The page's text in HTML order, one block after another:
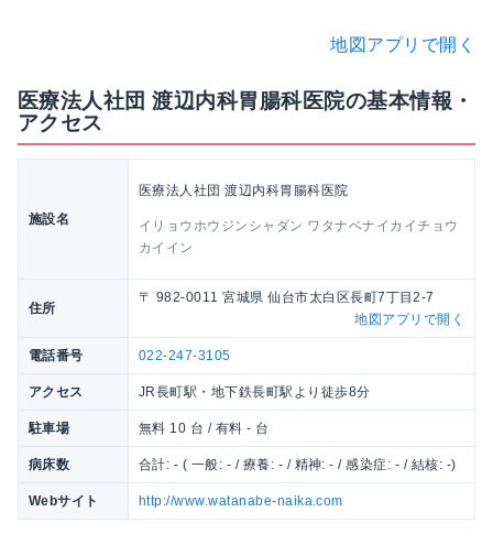
地図アプリで開く
医療法人社団 渡辺内科胃腸科医院の基本情報・
アクセス
施設名
医療法人社団 渡辺内科胃腸科医院
イリョウホウジンシャダン ワタナベナイカイチョウ
カイイン
住所
〒 982-0011 宮城県 仙台市太白区長町7丁目2-7
地図アプリで開く
電話番号 022-247-3105
アクセス JR長町駅・地下鉄長町駅より徒歩8分
駐車場 無料 10 台 / 有料 - 台
病床数 合計: - ( 一般: - / 療養: - / 精神: - / 感染症: - / 結核: -)
Webサイト http://www.watanabe-naika.com